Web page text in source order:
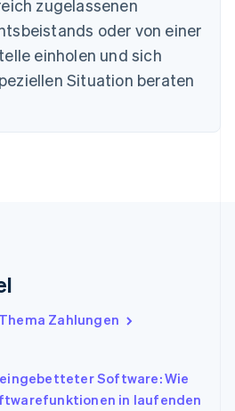
zugelassenen
oder von einer
einholen und sich
Situation beraten
Zahlungen
Software: Wie
in laufenden